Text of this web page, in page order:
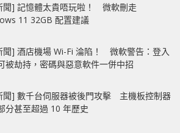
聞] 記憶體太貴唔玩啦！ 微軟刪走
11 32GB 配置建議
聞] 酒店機場 Wi-Fi 淪陷！ 微軟警告：登入
被劫持，密碼與惡意軟件一併中招
聞] 數千台伺服器被後門攻擊 主機板控制器
分甚至超過 10 年歷史